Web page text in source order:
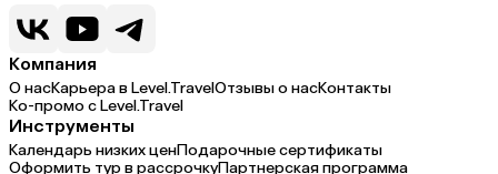
Компания
О насКарьера в Level.TravelОтзывы о насКонтакты
Ко-промо с Level.Travel
Инструменты
Календарь низких ценПодарочные сертификаты
Оформить тур в рассрочкуПартнерская программа